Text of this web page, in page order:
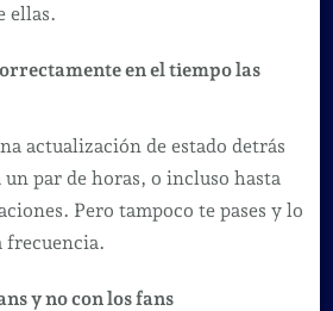
ellas.
en el tiempo las
actualización de estado detrás
un par de horas, o incluso hasta
Pero tampoco te pases y lo
frecuencia.
y no con los fans